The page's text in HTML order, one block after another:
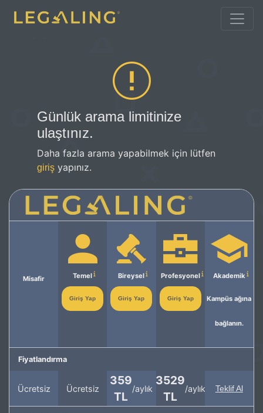
Günlük arama limitinize
ulaştınız.
Daha fazla arama yapabilmek için lütfen
giriş yapınız.
Misafir Temel
Giriş Yap
Bireysel
Giriş Yap
Profesyonel
Giriş Yap
Akademik
Kampüs ağına
bağlanın.
Fiyatlandırma
Ücretsiz Ücretsiz
359
TL
/aylık
3529
TL
/aylık Teklif Al